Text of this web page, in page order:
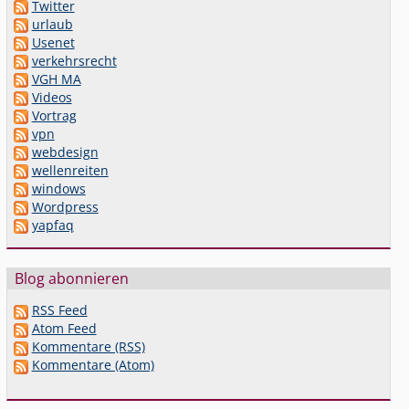
Twitter
urlaub
Usenet
verkehrsrecht
VGH MA
Videos
Vortrag
vpn
webdesign
wellenreiten
windows
Wordpress
yapfaq
Blog abonnieren
RSS Feed
Atom Feed
Kommentare (RSS)
Kommentare (Atom)